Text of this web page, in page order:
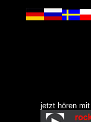
jetzt hören